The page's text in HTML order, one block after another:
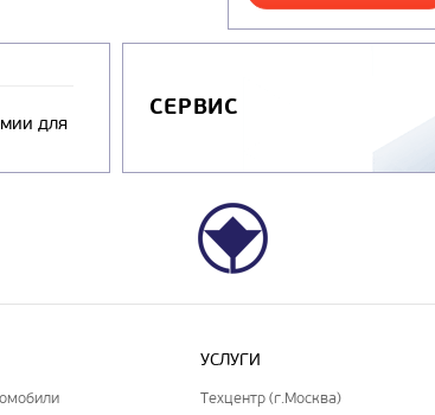
для
СЕРВИС
УСЛУГИ
Техцентр (г.Москва)